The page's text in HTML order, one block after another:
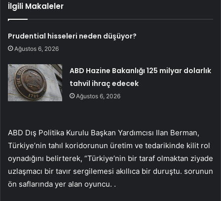
İlgili Makaleler
Prudential hisseleri neden düşüyor?
Ağustos 6, 2026
ABD Hazine Bakanlığı 125 milyar dolarlık
tahvil ihraç edecek
Ağustos 6, 2026
ABD Dış Politika Kurulu Başkan Yardımcısı Ilan Berman,
Türkiye’nin tahıl koridorunun üretim ve tedarikinde kilit rol
oynadığını belirterek, “Türkiye’nin bir taraf olmaktan ziyade
uzlaşmacı bir tavır sergilemesi akıllıca bir duruştu. sorunun
ön saflarında yer alan oyuncu. .